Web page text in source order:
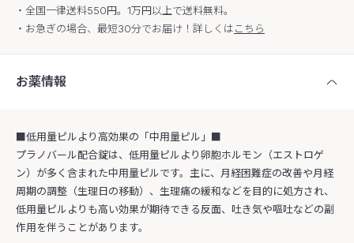
・全国一律送料550円。1万円以上で送料無料。
・お急ぎの場合、最短30分でお届け！詳しくはこちら
お薬情報
■低用量ピルより高効果の「中用量ピル」■
プラノバール配合錠は、低用量ピルより卵胞ホルモン（エストロゲ
ン）が多く含まれた中用量ピルです。主に、月経困難症の改善や月経
周期の調整（生理日の移動）、生理痛の緩和などを目的に処方され、
低用量ピルよりも高い効果が期待できる反面、吐き気や嘔吐などの副
作用を伴うことがあります。